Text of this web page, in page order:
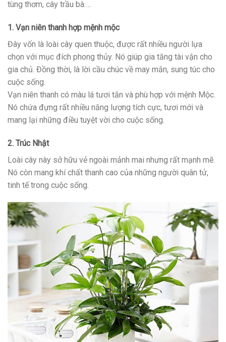
tùng thơm, cây trầu bà….
1. Vạn niên thanh hợp mệnh mộc
Đây vốn là loài cây quen thuộc, được rất nhiều người lựa
chọn với mục đích phong thủy. Nó giúp gia tăng tài vận cho
gia chủ. Đồng thời, là lời cầu chúc về may mắn, sung túc cho
cuộc sống.
Vạn niên thanh có màu lá tươi tắn và phù hợp với mệnh Mộc.
Nó chứa đựng rất nhiều năng lượng tích cực, tươi mới và
mang lại những điều tuyệt vời cho cuộc sống.
2. Trúc Nhật
Loài cây này sở hữu vẻ ngoài mảnh mai nhưng rất mạnh mẽ.
Nó còn mang khí chất thanh cao của những người quân tử,
tinh tế trong cuộc sống.